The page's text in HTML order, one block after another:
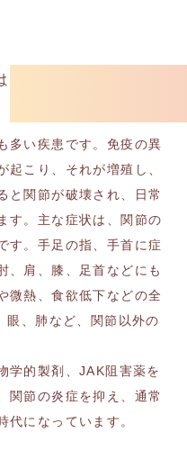
多い疾患です。免疫の異
起こり、それが増殖し、
と関節が破壊され、日常
す。主な症状は、関節の
す。手足の指、手首に症
、肩、膝、足首などにも
微熱、食欲低下などの全
、眼、肺など、関節以外の
学的製剤、 JAK阻害薬を
関節の炎症を抑え、通常
代になっています。